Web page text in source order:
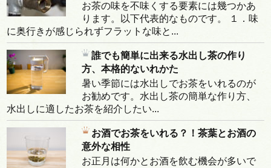
お茶の味を不味くする要素には幾つかあ
ります。以下代表的なものです。 １．味
に奥行きが感じられずフラットな味と...
誰でも簡単に出来る水出し茶の作り
方、本格的ないれかた
暑い季節には水出しでお茶をいれるのが
お勧めです。水出し茶の簡単な作り方、
水出しに適したお茶を紹介したい...
お酒でお茶をいれる？！茶葉とお酒の
意外な相性
お正月は何かとお酒を飲む機会が多いで